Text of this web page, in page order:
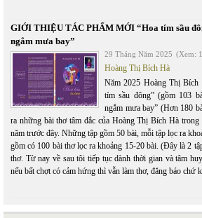
GIỚI THIỆU TÁC PHẨM MỚI “Hoa tím sầu
ngắm mưa bay”
29 Tháng Năm 2025 (Xem:
Hoàng Thị Bích Hà
Năm 2025 Hoàng Thị
tím sầu đông” (gồm 103
ngắm mưa bay” (Hơn 180
ra những bài thơ tâm đắc của Hoàng Thị Bích Hà
năm trước đây. Những tập gồm 50 bài, mỗi tập lọc ra
gồm có 100 bài thơ lọc ra khoảng 15-20 bài. (Đây là 2
thơ. Từ nay về sau tôi tiếp tục dành thời gian và tâm
nếu bất chợt có cảm hứng thì vẫn làm thơ, đăng báo chứ